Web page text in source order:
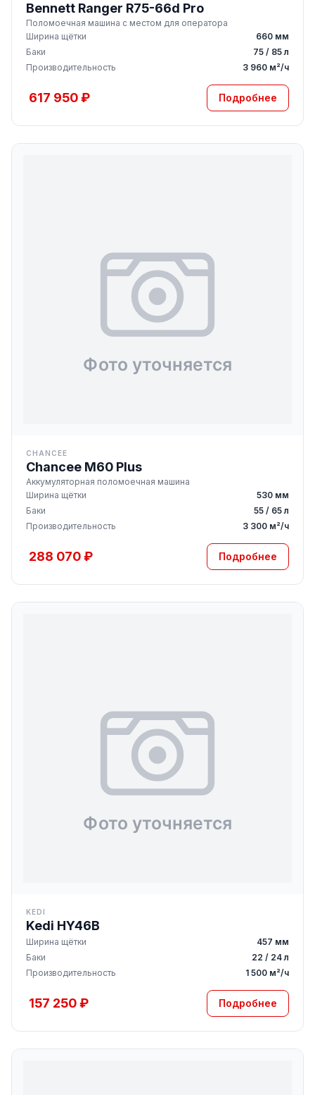
Bennett Ranger R75-66d Pro
Поломоечная машина с местом для оператора
Ширина щётки
660 мм
Баки
75 / 85 л
Производительность
3 960 м²/ч
617 950 ₽ Подробнее
CHANCEE
Chancee M60 Plus
Аккумуляторная поломоечная машина
Ширина щётки
530 мм
Баки
55 / 65 л
Производительность
3 300 м²/ч
288 070 ₽ Подробнее
KEDI
Kedi HY46B
Ширина щётки
457 мм
Баки
22 / 24 л
Производительность
1 500 м²/ч
157 250 ₽ Подробнее